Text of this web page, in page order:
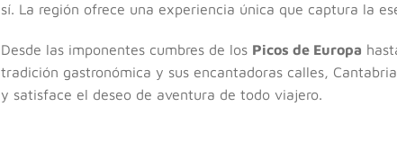
sí. La región ofrece una experiencia única que captura la
Desde las imponentes cumbres de los Picos de Europa
tradición gastronómica y sus encantadoras calles,
y satisface el deseo de aventura de todo viajero.